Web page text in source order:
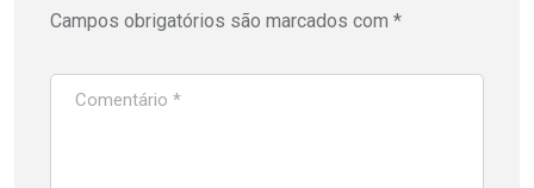
Campos obrigatórios são marcados com *